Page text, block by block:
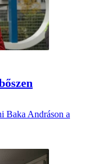
Baka Andráson a